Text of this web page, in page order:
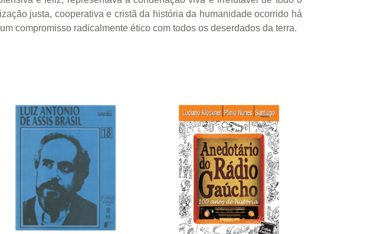
justa, cooperativa e cristã da história da humanidade ocorrido há
compromisso radicalmente ético com todos os deserdados da terra.